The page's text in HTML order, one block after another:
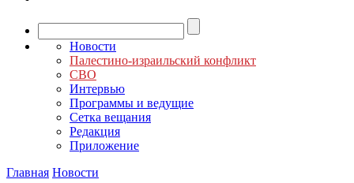
Новости
Палестино-израильский конфликт
СВО
Интервью
Программы и ведущие
Сетка вещания
Редакция
Приложение
Главная Новости